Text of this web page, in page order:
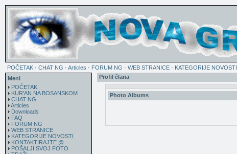
POČETAK · CHAT NG · Articles · FORUM NG · WEB STRANICE · KATEGORIJE NOVOSTI
Meni
POČETAK
KUR'AN NA BOSANSKOM
CHAT NG
Articles
Downloads
FAQ
FORUM NG
WEB STRANICE
KATEGORIJE NOVOSTI
KONTAKTIRAJTE @
POŠALJI SVOJ FOTO
Profil člana
Photo Albums